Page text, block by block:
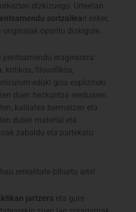
dizkizuegu. Urteetan
sortzaileari esker,
originalak oparitu dizkigute.
eraginkorra
kritikoa, filosofikoa,
eduki gisa esplizituki
duen hezkuntza ereduaren
kalitatea bermatzen eta
duten material eta
zabaldu eta partekatu
errealitate bihurtu arte!
jartzera eta gure